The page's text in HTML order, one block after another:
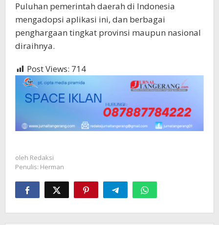
Puluhan pemerintah daerah di Indonesia
mengadopsi aplikasi ini, dan berbagai
penghargaan tingkat provinsi maupun nasional
diraihnya.
Post Views: 714
oleh Redaksi
Penulis: Herman